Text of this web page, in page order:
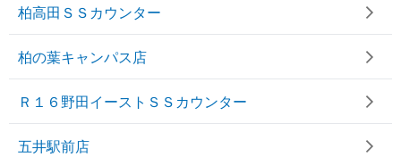
柏高田ＳＳカウンター
柏の葉キャンパス店
Ｒ１６野田イーストＳＳカウンター
五井駅前店